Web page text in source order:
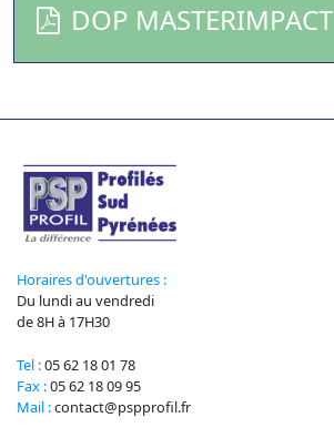
DOP MASTERIMPACT
Tel :05 62 18 01 78
Fax :05 62 18 09 95
Mail :contact@pspprofil.fr
Horaires d'ouvertures :
Du lundi au vendredi
de 8H à 17H30